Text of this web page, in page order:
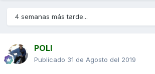
4 semanas más tarde...
POLI
Publicado 31 de Agosto del 2019